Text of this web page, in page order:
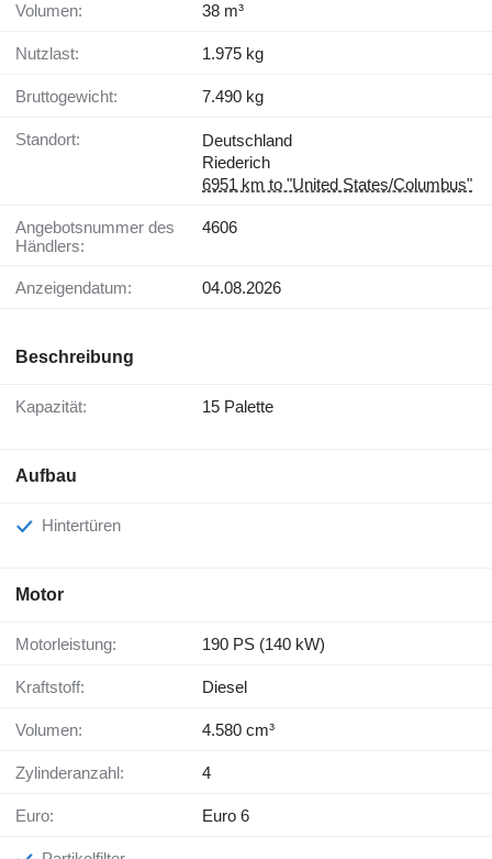
Volumen: 38 m³
Nutzlast: 1.975 kg
Bruttogewicht: 7.490 kg
Standort:
Deutschland
Riederich
6951 km to "United States/Columbus"
Angebotsnummer des
Händlers:
4606
Anzeigendatum: 04.08.2026
Beschreibung
Kapazität: 15 Palette
Aufbau
Hintertüren
Motor
Motorleistung: 190 PS (140 kW)
Kraftstoff: Diesel
Volumen: 4.580 cm³
Zylinderanzahl: 4
Euro: Euro 6